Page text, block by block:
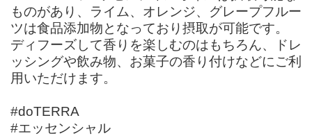
ものがあり、ライム、オレンジ、グレープフルー
ツは食品添加物となっており摂取が可能です。
ディフーズして香りを楽しむのはもちろん、ドレ
ッシングや飲み物、お菓子の香り付けなどにご利
用いただけます。
#doTERRA
#エッセンシャル